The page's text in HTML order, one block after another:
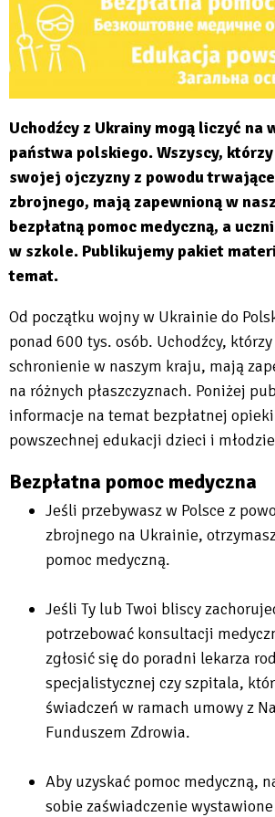
Uchodźcy z Ukrainy mogą liczyć na
państwa polskiego. Wszyscy,
swojej ojczyzny z powodu
zbrojnego, mają zapewnioną w
bezpłatną pomoc medyczną, a
w szkole. Publikujemy pakiet
temat.
Od początku wojny w Ukrainie do
ponad 600 tys. osób. Uchodźcy,
schronienie w naszym kraju, mają
na różnych płaszczyznach. Poniżej
informacje na temat bezpłatnej
powszechnej edukacji dzieci i
Bezpłatna pomoc medyczna
Jeśli przebywasz w Polsce z
zbrojnego na Ukrainie,
pomoc medyczną.
Jeśli Ty lub Twoi bliscy
potrzebować konsultacji
zgłosić się do poradni lekarza
specjalistycznej czy szpitala,
świadczeń w ramach umowy z
Funduszem Zdrowia.
Aby uzyskać pomoc medyczną,
sobie zaświadczenie